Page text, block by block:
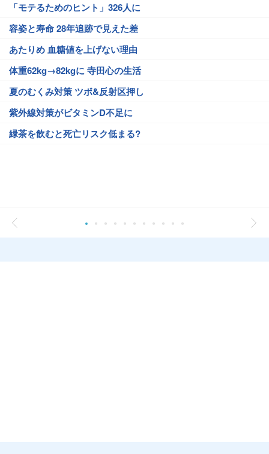
「モテるためのヒント」326人に
容姿と寿命 28年追跡で見えた差
あたりめ 血糖値を上げない理由
体重62kg→82kgに 寺田心の生活
夏のむくみ対策 ツボ&反射区押し
紫外線対策がビタミンD不足に
緑茶を飲むと死亡リスク低まる?